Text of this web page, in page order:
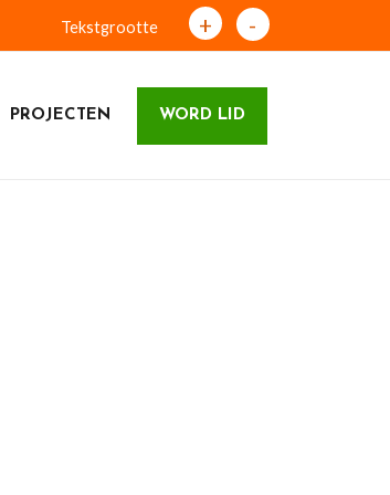
Tekstgrootte + -
PROJECTEN WORD LID